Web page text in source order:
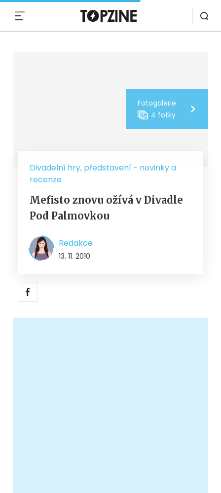
Fotogalerie
4 fotky
Divadelní hry, představení - novinky a
recenze
Mefisto znovu ožívá v Divadle
Pod Palmovkou
Redakce
13. 11. 2010